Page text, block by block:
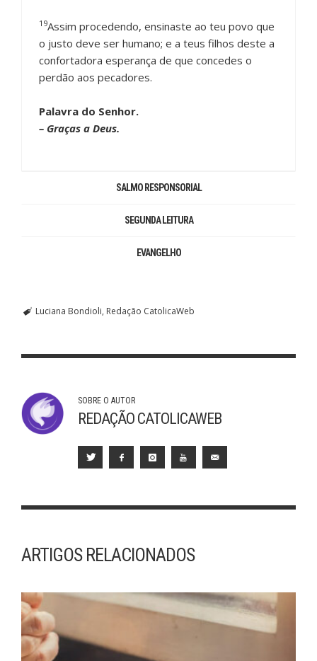
19Assim procedendo, ensinaste ao teu povo que
o justo deve ser humano; e a teus filhos deste a
confortadora esperança de que concedes o
perdão aos pecadores.
Palavra do Senhor.
– Graças a Deus.
SALMO RESPONSORIAL
SEGUNDA LEITURA
EVANGELHO
Luciana Bondioli Redação CatolicaWeb
SOBRE O AUTOR
REDAÇÃO CATOLICAWEB
ARTIGOS RELACIONADOS